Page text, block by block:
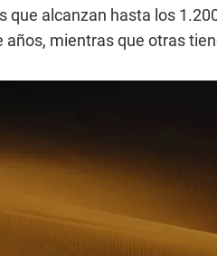
que alcanzan hasta los
años, mientras que otras